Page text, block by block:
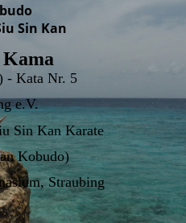
Sin Kan
- Kata Nr. 5
e.V.
Sin Kan Karate
Kobudo)
Straubing